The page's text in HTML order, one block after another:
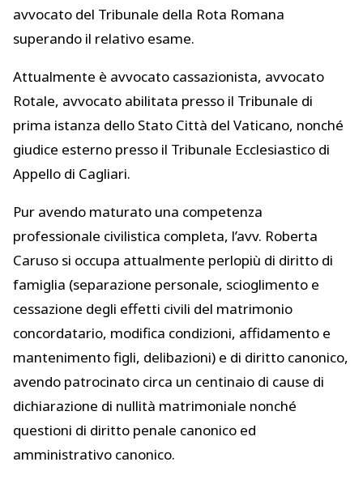
avvocato del Tribunale della Rota Romana
superando il relativo esame.
Attualmente è avvocato cassazionista, avvocato
Rotale, avvocato abilitata presso il Tribunale di
prima istanza dello Stato Città del Vaticano, nonché
giudice esterno presso il Tribunale Ecclesiastico di
Appello di Cagliari.
Pur avendo maturato una competenza
professionale civilistica completa, l’avv. Roberta
Caruso si occupa attualmente perlopiù di diritto di
famiglia (separazione personale, scioglimento e
cessazione degli effetti civili del matrimonio
concordatario, modifica condizioni, affidamento e
mantenimento figli, delibazioni) e di diritto canonico,
avendo patrocinato circa un centinaio di cause di
dichiarazione di nullità matrimoniale nonché
questioni di diritto penale canonico ed
amministrativo canonico.